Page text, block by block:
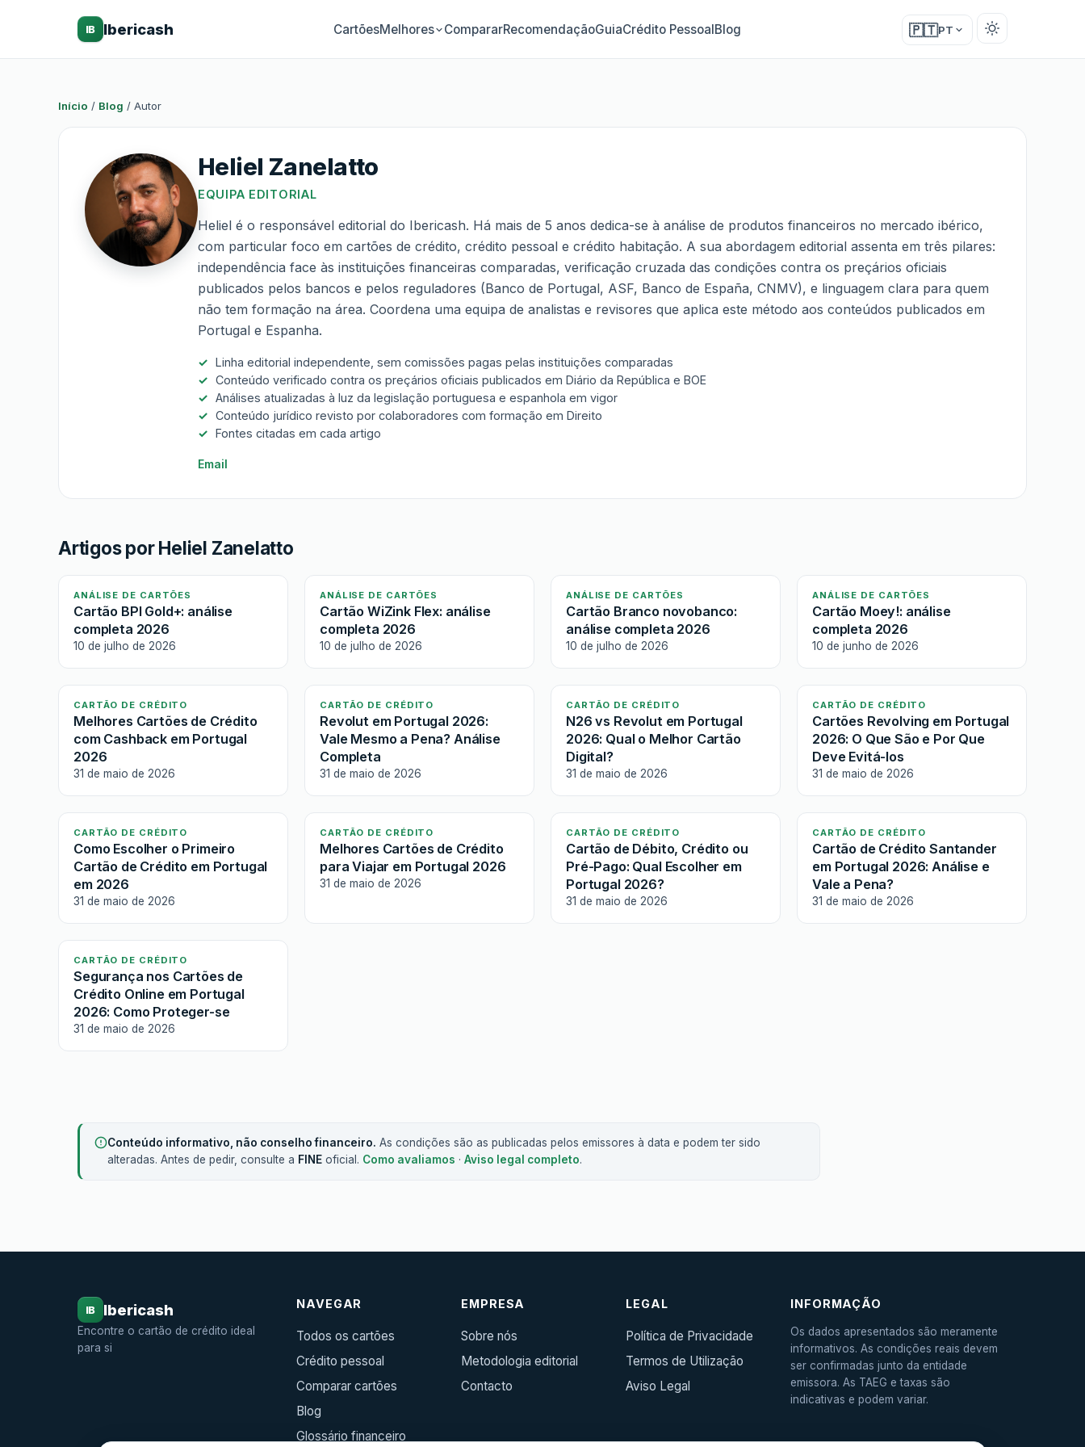
IB Ibericash CartõesMelhores CompararRecomendaçãoGuiaCrédito PessoalBlog 🇵🇹PT
Início / Blog / Autor
Heliel Zanelatto
EQUIPA EDITORIAL
Heliel é o responsável editorial do Ibericash. Há mais de 5 anos dedica-se à análise de produtos financeiros no mercado ibérico,
com particular foco em cartões de crédito, crédito pessoal e crédito habitação. A sua abordagem editorial assenta em três pilares:
independência face às instituições financeiras comparadas, verificação cruzada das condições contra os preçários oficiais
publicados pelos bancos e pelos reguladores (Banco de Portugal, ASF, Banco de España, CNMV), e linguagem clara para quem
não tem formação na área. Coordena uma equipa de analistas e revisores que aplica este método aos conteúdos publicados em
Portugal e Espanha.
Linha editorial independente, sem comissões pagas pelas instituições comparadas
Conteúdo verificado contra os preçários oficiais publicados em Diário da República e BOE
Análises atualizadas à luz da legislação portuguesa e espanhola em vigor
Conteúdo jurídico revisto por colaboradores com formação em Direito
Fontes citadas em cada artigo
Email
Artigos por Heliel Zanelatto
ANÁLISE DE CARTÕES
Cartão BPI Gold+: análise
completa 2026
10 de julho de 2026
ANÁLISE DE CARTÕES
Cartão WiZink Flex: análise
completa 2026
10 de julho de 2026
ANÁLISE DE CARTÕES
Cartão Branco novobanco:
análise completa 2026
10 de julho de 2026
ANÁLISE DE CARTÕES
Cartão Moey!: análise
completa 2026
10 de junho de 2026
CARTÃO DE CRÉDITO
Melhores Cartões de Crédito
com Cashback em Portugal
2026
31 de maio de 2026
CARTÃO DE CRÉDITO
Revolut em Portugal 2026:
Vale Mesmo a Pena? Análise
Completa
31 de maio de 2026
CARTÃO DE CRÉDITO
N26 vs Revolut em Portugal
2026: Qual o Melhor Cartão
Digital?
31 de maio de 2026
CARTÃO DE CRÉDITO
Cartões Revolving em Portugal
2026: O Que São e Por Que
Deve Evitá-los
31 de maio de 2026
CARTÃO DE CRÉDITO
Como Escolher o Primeiro
Cartão de Crédito em Portugal
em 2026
31 de maio de 2026
CARTÃO DE CRÉDITO
Melhores Cartões de Crédito
para Viajar em Portugal 2026
31 de maio de 2026
CARTÃO DE CRÉDITO
Cartão de Débito, Crédito ou
Pré-Pago: Qual Escolher em
Portugal 2026?
31 de maio de 2026
CARTÃO DE CRÉDITO
Cartão de Crédito Santander
em Portugal 2026: Análise e
Vale a Pena?
31 de maio de 2026
CARTÃO DE CRÉDITO
Segurança nos Cartões de
Crédito Online em Portugal
2026: Como Proteger-se
31 de maio de 2026
Conteúdo informativo, não conselho financeiro. As condições são as publicadas pelos emissores à data e podem ter sido
alteradas. Antes de pedir, consulte a FINE oficial. Como avaliamos · Aviso legal completo.
IB Ibericash
Encontre o cartão de crédito ideal
para si
NAVEGAR
Todos os cartões
Crédito pessoal
Comparar cartões
Blog
Glossário financeiro
EMPRESA
Sobre nós
Metodologia editorial
Contacto
LEGAL
Política de Privacidade
Termos de Utilização
Aviso Legal
INFORMAÇÃO
Os dados apresentados são meramente
informativos. As condições reais devem
ser confirmadas junto da entidade
emissora. As TAEG e taxas são
indicativas e podem variar.